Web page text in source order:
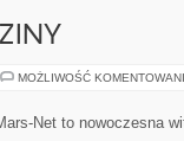
MOŻLIWOŚĆ
Net to nowoczesna